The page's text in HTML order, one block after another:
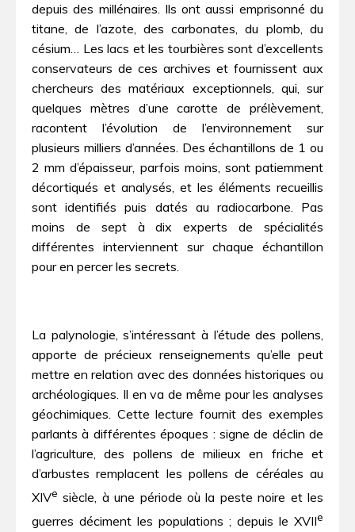
depuis des millénaires. Ils ont aussi emprisonné du
titane, de l’azote, des carbonates, du plomb, du
césium… Les lacs et les tourbières sont d’excellents
conservateurs de ces archives et fournissent aux
chercheurs des matériaux exceptionnels, qui, sur
quelques mètres d’une carotte de prélèvement,
racontent l’évolution de l’environnement sur
plusieurs milliers d’années. Des échantillons de 1 ou
2 mm d’épaisseur, parfois moins, sont patiemment
décortiqués et analysés, et les éléments recueillis
sont identifiés puis datés au radiocarbone. Pas
moins de sept à dix experts de spécialités
différentes interviennent sur chaque échantillon
pour en percer les secrets.
La palynologie, s’intéressant à l’étude des pollens,
apporte de précieux renseignements qu’elle peut
mettre en relation avec des données historiques ou
archéologiques. Il en va de même pour les analyses
géochimiques. Cette lecture fournit des exemples
parlants à différentes époques : signe de déclin de
l’agriculture, des pollens de milieux en friche et
d’arbustes remplacent les pollens de céréales au
XIVe siècle, à une période où la peste noire et les
guerres déciment les populations ; depuis le XVIIe